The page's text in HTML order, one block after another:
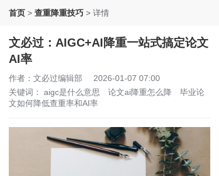
首页 > 查重降重技巧 > 详情
文必过：AIGC+AI降重一站式搞定论文
AI率
作者：文必过编辑部
2026-01-07 07:00
关键词： aigc是什么意思 论文ai降重怎么降
毕业论
文如何降低查重率和AI率